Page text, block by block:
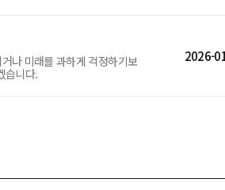
나 미래를 과하게 걱정하기보
습니다.
2026-